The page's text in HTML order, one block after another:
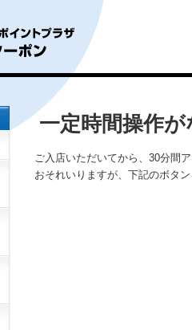
一定時間操作
ご入店いただいてから、30分間
おそれいりますが、下記のボタ